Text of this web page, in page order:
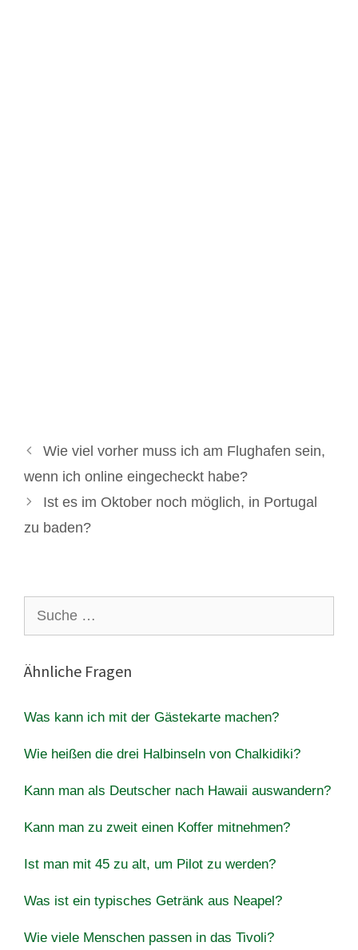
Wie viel vorher muss ich am Flughafen sein,
wenn ich online eingecheckt habe?
Ist es im Oktober noch möglich, in Portugal
zu baden?
nach:
Ähnliche Fragen
Was kann ich mit der Gästekarte machen?
Wie heißen die drei Halbinseln von Chalkidiki?
Kann man als Deutscher nach Hawaii auswandern?
Kann man zu zweit einen Koffer mitnehmen?
Ist man mit 45 zu alt, um Pilot zu werden?
Was ist ein typisches Getränk aus Neapel?
Wie viele Menschen passen in das Tivoli?